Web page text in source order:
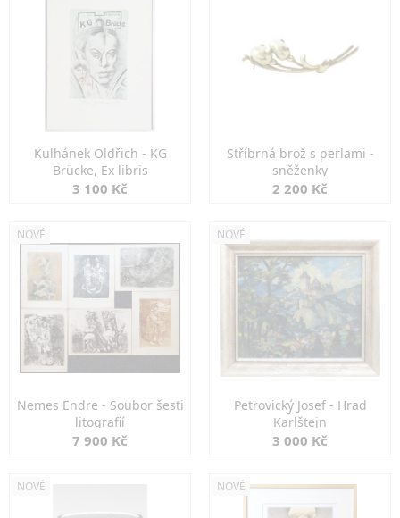
Kulhánek Oldřich - KG
Brücke, Ex libris
3 100 Kč
Stříbrná brož s perlami -
sněženky
2 200 Kč
NOVÉ
Nemes Endre - Soubor šesti
litografií
7 900 Kč
NOVÉ
Petrovický Josef - Hrad
Karlštejn
3 000 Kč
NOVÉ NOVÉ